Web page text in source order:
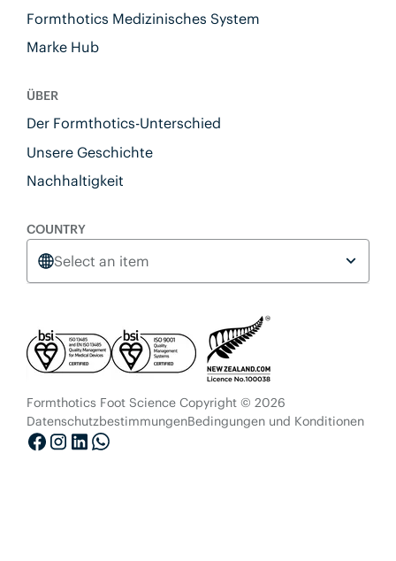
Formthotics Medizinisches System
Marke Hub
ÜBER
Der Formthotics-Unterschied
Unsere Geschichte
Nachhaltigkeit
COUNTRY
Select an item
Formthotics Foot Science Copyright © 2026
DatenschutzbestimmungenBedingungen und Konditionen